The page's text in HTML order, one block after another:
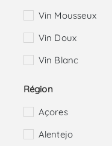
Vin Mousseux
Vin Doux
Vin Blanc
Région
Açores
Alentejo